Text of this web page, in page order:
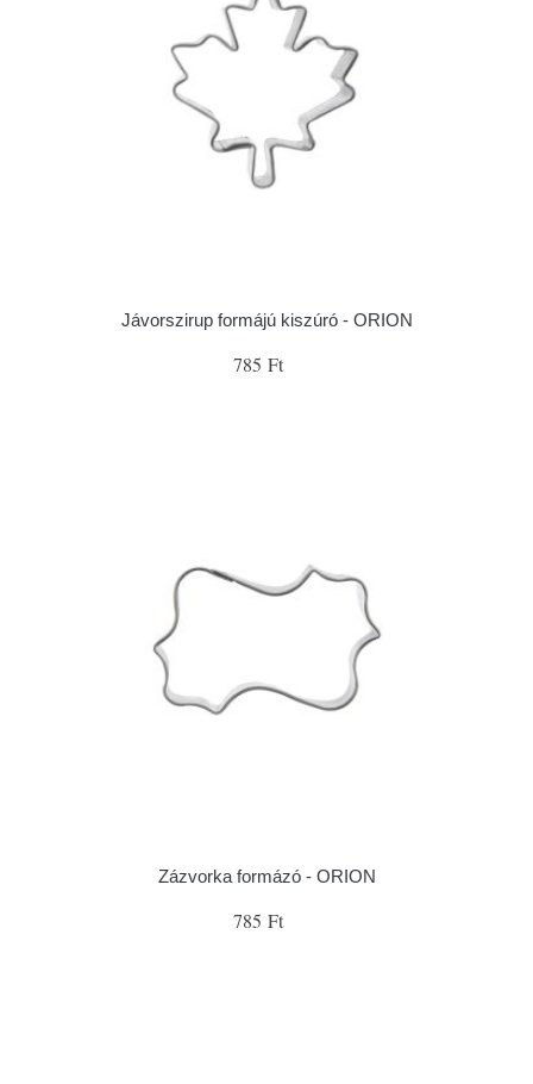
Jávorszirup formájú kiszúró - ORION
785 Ft
Zázvorka formázó - ORION
785 Ft